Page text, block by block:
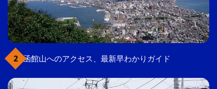
函館山へのアクセス、最新早わかりガイド